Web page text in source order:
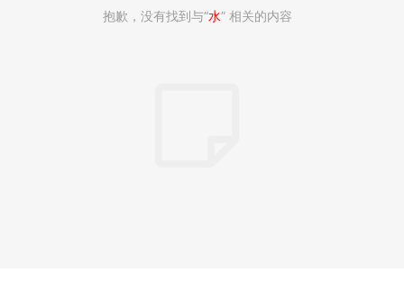
抱歉，没有找到与“水” 相关的内容